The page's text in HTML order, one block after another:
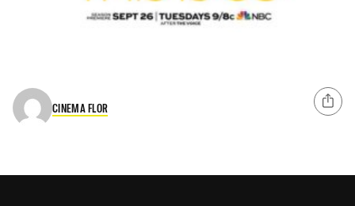
CINEMA FLOR